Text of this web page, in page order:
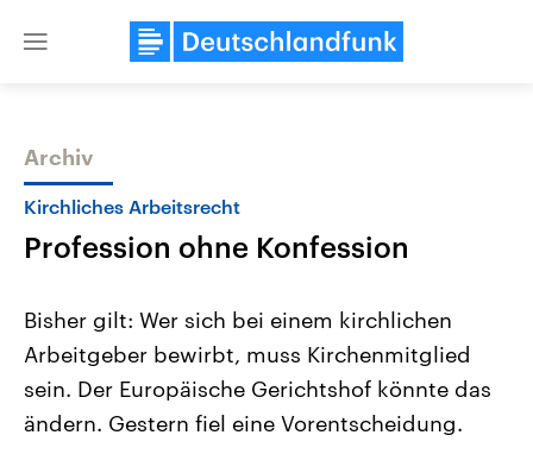
Close
Themen
Landtagswahl Sachsen-Anhalt
2026
USA
Aktuelle Beiträge,
Archiv
Kirchliches Arbeitsrecht
Profession ohne Konfession
Bisher gilt: Wer sich bei einem kirchlichen
Arbeitgeber bewirbt, muss Kirchenmitglied
sein. Der Europäische Gerichtshof könnte das
ändern. Gestern fiel eine Vorentscheidung.